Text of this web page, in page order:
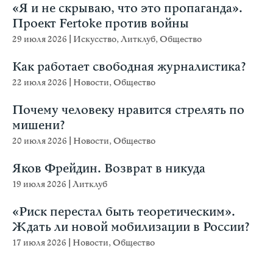
«Я и не скрываю, что это пропаганда».
Проект Fertoke против войны
29 июля 2026 Искусство,Литклуб,Общество
Как работает свободная журналистика?
22 июля 2026 Новости,Общество
Почему человеку нравится стрелять по
мишени?
20 июля 2026 Новости,Общество
Яков Фрейдин. Возврат в никуда
19 июля 2026 Литклуб
«Риск перестал быть теоретическим».
Ждать ли новой мобилизации в России?
17 июля 2026 Новости,Общество